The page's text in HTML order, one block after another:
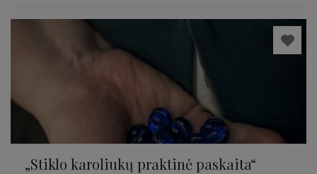
„Stiklo karoliukų praktinė paskaita“